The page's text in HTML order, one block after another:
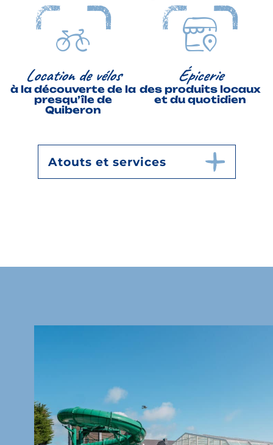
Location de vélos
à la découverte de la
presqu’île de
Quiberon
Épicerie
des produits locaux
et du quotidien
Atouts et services